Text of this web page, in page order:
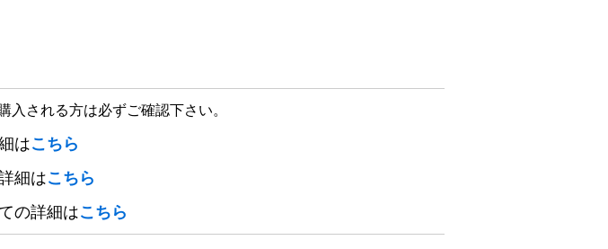
入される方は必ずご確認下さい。
はこちら
細はこちら
の詳細はこちら